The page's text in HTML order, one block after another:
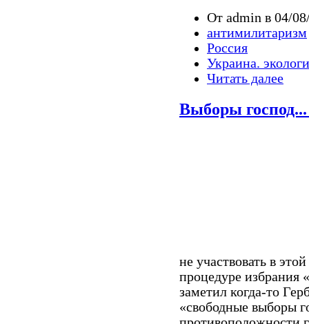
От admin в 04/
антимилитаризм
Россия
Украина.
Читать далее
Выборы
не участвовать в
процедуре избрания
заметил когда-то
«свободные выборы